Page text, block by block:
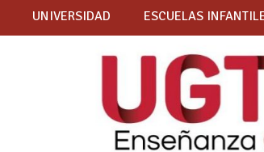
UNIVERSIDAD ESCUELAS